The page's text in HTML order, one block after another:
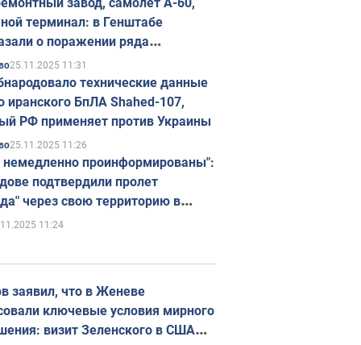
завод, самолет А-60,
терминал: в Генштабе
о поражении ряда
объектов России
25.11.2025 11:31
технические данные
иранского БпЛА Shahed-107,
РФ применяет против Украины
25.11.2025 11:26
проинформированы":
подтвердили пролет
через свою территорию в
11:24
заявил, что в Женеве
ключевые условия мирного
визит Зеленского в США